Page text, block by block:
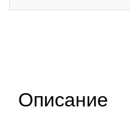
Описание